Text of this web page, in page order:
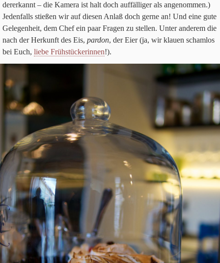
der­erkannt – die Kamera ist halt doch auf­fäl­li­ger als ange­nom­men.)
Jeden­falls stie­ßen wir auf die­sen Anlaß doch gerne an! Und eine gute
Gele­gen­heit, dem Chef ein paar Fra­gen zu stel­len. Unter ande­rem die
nach der Her­kunft des Eis, par­don, der Eier (ja, wir klauen scham­los
bei Euch, liebe Früh­stücke­rin­nen!).